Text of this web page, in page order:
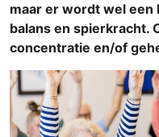
maar er wordt wel een
balans en spierkracht.
concentratie en/of